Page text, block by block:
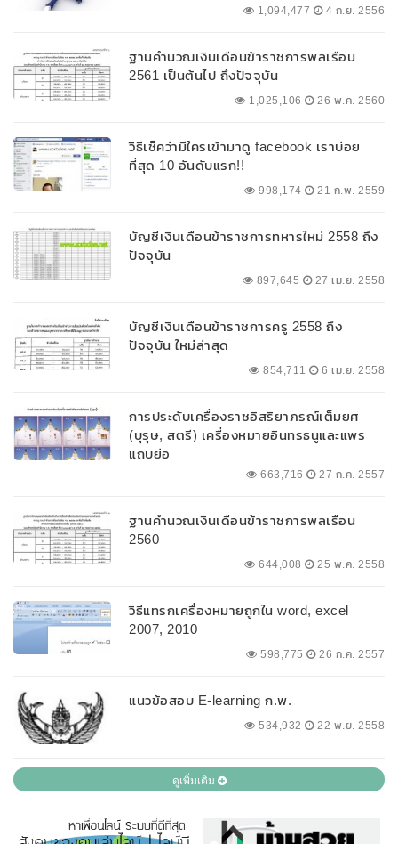
1,094,477 4 ก.ย. 2556
ฐานคำนวณเงินเดือนข้าราชการพลเรือน
2561 เป็นต้นไป ถึงปัจจุบัน
1,025,106 26 พ.ค. 2560
วิธีเช็คว่ามีใครเข้ามาดู facebook เราบ่อย
ที่สุด 10 อันดับแรก!!
998,174 21 ก.พ. 2559
บัญชีเงินเดือนข้าราชการทหารใหม่ 2558 ถึง
ปัจจุบัน
897,645 27 เม.ย. 2558
บัญชีเงินเดือนข้าราชการครู 2558 ถึง
ปัจจุบัน ใหม่ล่าสุด
854,711 6 เม.ย. 2558
การประดับเครื่องราชอิสริยาภรณ์เต็มยศ
(บุรุษ, สตรี) เครื่องหมายอินทรธนูและแพร
แถบย่อ
663,716 27 ก.ค. 2557
ฐานคำนวณเงินเดือนข้าราชการพลเรือน
2560
644,008 25 พ.ค. 2558
วิธีแทรกเครื่องหมายถูกใน word, excel
2007, 2010
598,775 26 ก.ค. 2557
แนวข้อสอบ E-learning ก.พ.
534,932 22 พ.ย. 2558
ดูเพิ่มเติม